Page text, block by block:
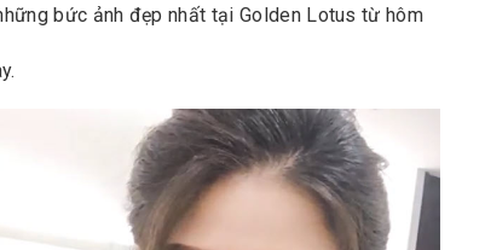
bức ảnh đẹp nhất tại Golden Lotus từ hôm